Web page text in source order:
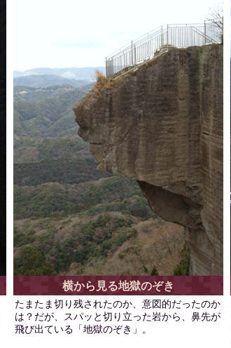
横から見る地獄のぞき
たまたま切り残されたのか、意図的だったのか
は？だが、スパッと切り立った岩から、鼻先が
飛び出ている「地獄のぞき」。